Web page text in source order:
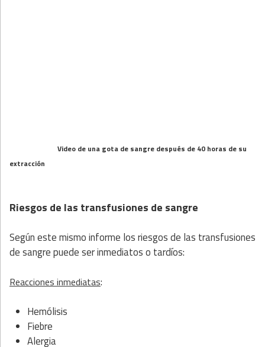
Video de una gota de sangre después de 40 horas de su
extracción
Riesgos de las transfusiones de sangre
Según este mismo informe los riesgos de las transfusiones
de sangre puede ser inmediatos o tardíos:
Reacciones inmediatas:
Hemólisis
Fiebre
Alergia